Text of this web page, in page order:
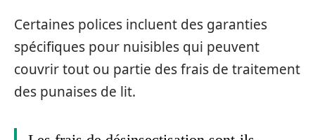
Certaines polices incluent des garanties
spécifiques pour nuisibles qui peuvent
couvrir tout ou partie des frais de traitement
des punaises de lit.